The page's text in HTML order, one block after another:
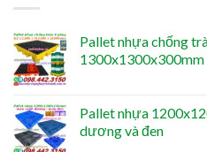
Pallet nhựa chống
1300x1300x300mm
Pallet nhựa
dương và đen